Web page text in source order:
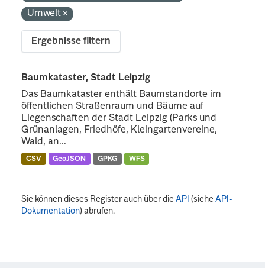
Umwelt
Ergebnisse filtern
Baumkataster, Stadt Leipzig
Das Baumkataster enthält Baumstandorte im
öffentlichen Straßenraum und Bäume auf
Liegenschaften der Stadt Leipzig (Parks und
Grünanlagen, Friedhöfe, Kleingartenvereine,
Wald, an...
CSV GeoJSON GPKG WFS
Sie können dieses Register auch über dieAPI (sieheAPI-
Dokumentation) abrufen.